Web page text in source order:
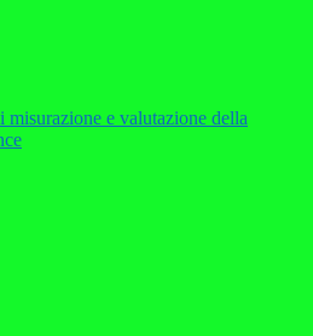
misurazione e valutazione della